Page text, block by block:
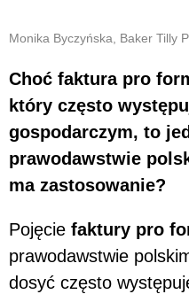
Monika Byczyńska, Baker Tilly
Choć faktura pro
który często
gospodarczym, to
prawodawstwie
ma zastosowanie?
Pojęcie faktury pro
prawodawstwie
dosyć często